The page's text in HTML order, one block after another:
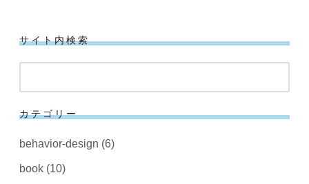
サイト内検索
カテゴリー
behavior-design (6)
book (10)